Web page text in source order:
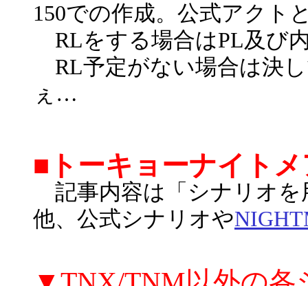
150での作成。公式アクト
RLをする場合はPL及び
RL予定がない場合は決
ぇ…
■トーキョーナイト
記事内容は「シナリオを
他、公式シナリオや